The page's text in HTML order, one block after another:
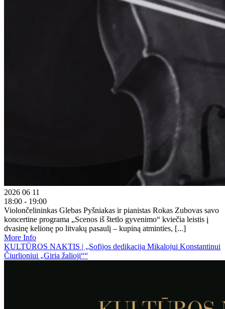
2026 06 11
18:00 - 19:00
Violončelininkas Glebas Pyšniakas ir pianistas Rokas Zubovas savo
koncertine programa „Scenos iš štetlo gyvenimo“ kviečia leistis į
dvasinę kelionę po litvakų pasaulį – kupiną atminties, [...]
More Info
KULTŪROS NAKTIS | „Sofijos dedikacija Mikalojui Konstantinui
Čiurlioniui „Giria žalioji““